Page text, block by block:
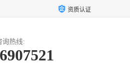
资质认证
询热线: